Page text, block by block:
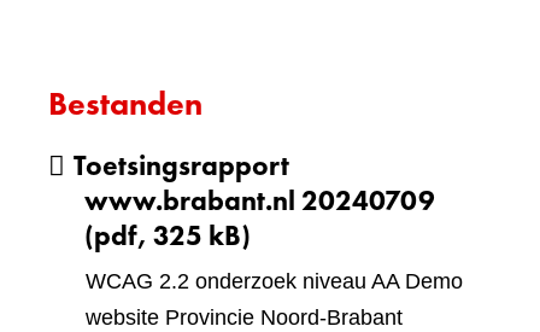
Bestanden
Toetsingsrapport
www.brabant.nl 20240709
(pdf, 325 kB)
WCAG 2.2 onderzoek niveau AA Demo
website Provincie Noord-Brabant